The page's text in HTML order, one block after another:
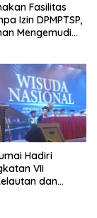
Fasilitas
Izin DPMPTSP,
Mengemudi
Hadiri
VII
dan